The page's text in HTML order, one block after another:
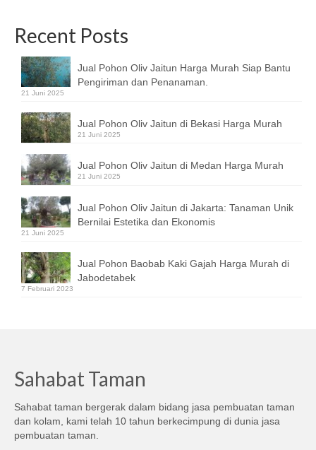
Recent Posts
Jual Pohon Oliv Jaitun Harga Murah Siap Bantu
Pengiriman dan Penanaman.
21 Juni 2025
Jual Pohon Oliv Jaitun di Bekasi Harga Murah
21 Juni 2025
Jual Pohon Oliv Jaitun di Medan Harga Murah
21 Juni 2025
Jual Pohon Oliv Jaitun di Jakarta: Tanaman Unik
Bernilai Estetika dan Ekonomis
21 Juni 2025
Jual Pohon Baobab Kaki Gajah Harga Murah di
Jabodetabek
7 Februari 2023
Sahabat Taman
Sahabat taman bergerak dalam bidang jasa pembuatan taman
dan kolam, kami telah 10 tahun berkecimpung di dunia jasa
pembuatan taman.